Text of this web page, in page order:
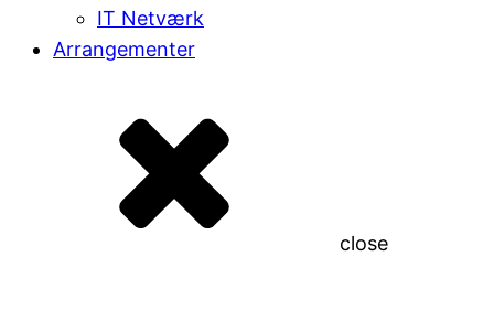
IT Netværk
Arrangementer
close